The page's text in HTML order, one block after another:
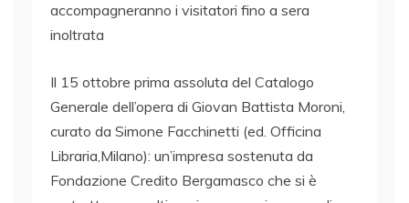
accompagneranno i visitatori fino a sera
inoltrata
Il 15 ottobre prima assoluta del Catalogo
Generale dell’opera di Giovan Battista Moroni,
curato da Simone Facchinetti (ed. Officina
Libraria,Milano): un’impresa sostenuta da
Fondazione Credito Bergamasco che si è